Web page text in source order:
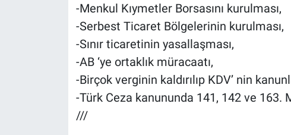
-Menkul Kıymetler Borsasını kurulması,
-Serbest Ticaret Bölgelerinin kurulması,
-Sınır ticaretinin yasallaşması,
-AB ‘ye ortaklık müracaatı,
-Birçok verginin kaldırılıp KDV’ nin
-Türk Ceza kanununda 141, 142 ve 163.
///